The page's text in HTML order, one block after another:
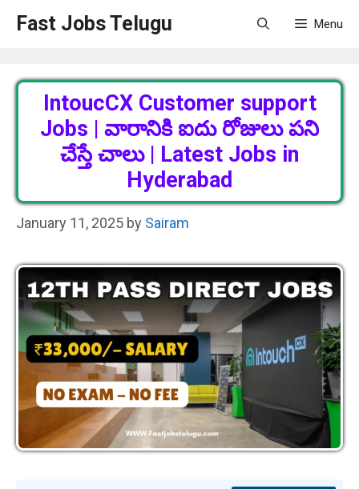
Fast Jobs Telugu Menu
IntoucCX Customer support
Jobs | వారానికి ఐదు రోజులు పని
చేస్తే చాలు | Latest Jobs in
Hyderabad
January 11, 2025 by Sairam